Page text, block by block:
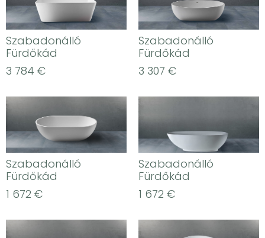
Szabadonálló
Fürdőkád
3 784 €
Szabadonálló
Fürdőkád
3 307 €
Szabadonálló
Fürdőkád
1 672 €
Szabadonálló
Fürdőkád
1 672 €